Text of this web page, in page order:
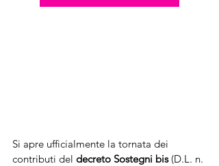
Si apre ufficialmente la tornata dei
contributi del decreto Sostegni bis (D.L. n.